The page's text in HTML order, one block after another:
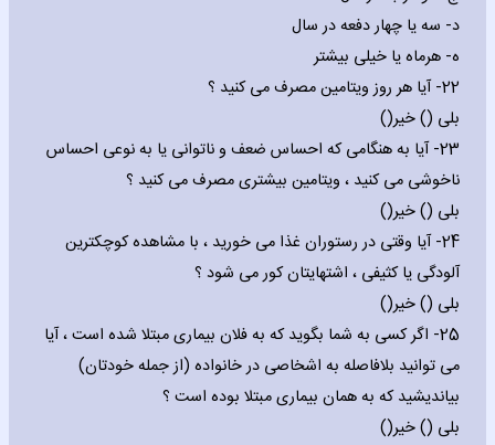
‌د- سه یا چهار دفعه در سال
‌ه- هرماه یا خیلی بیشتر
22- آیا هر روز ویتامین مصرف می کنید ؟
بلی () خیر()
23- آیا به هنگامی که احساس ضعف و ناتوانی یا به نوعی احساس
ناخوشی می کنید ، ویتامین بیشتری مصرف می کنید ؟
بلی () خیر()
24- آیا وقتی در رستوران غذا می خورید ، با مشاهده کوچکترین
آلودگی یا کثیفی ، اشتهایتان کور می شود ؟
بلی () خیر()
25- اگر کسی به شما بگوید که به فلان بیماری مبتلا شده است ، آیا
می توانید بلافاصله به اشخاصی در خانواده (از جمله خودتان)
بیاندیشید که به همان بیماری مبتلا بوده است ؟
بلی () خیر()